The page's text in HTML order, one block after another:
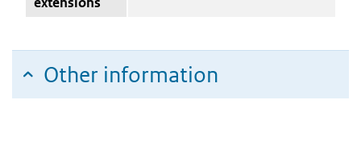
Other information